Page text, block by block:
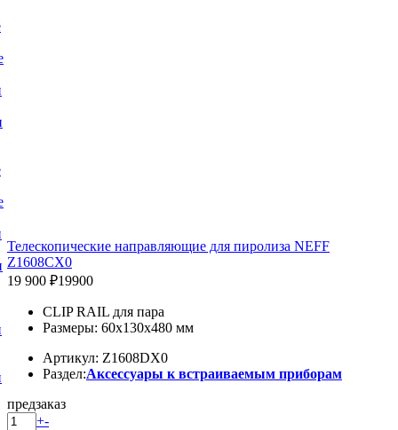
Телескопические направляющие для пиролиза NEFF
Z1608CX0
19 900 ₽19900
CLIP RAIL для пара
Размеры: 60x130x480 мм
Артикул: Z1608DX0
Раздел:Аксессуары к встраиваемым приборам
предзаказ
+-